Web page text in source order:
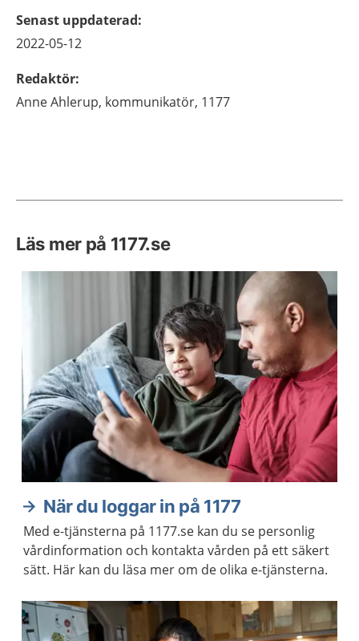
Senast uppdaterad:
2022-05-12
Redaktör:
AnneAhlerup, kommunikatör, 1177
Läs mer på 1177.se
När du loggar in på 1177
Med e-tjänsterna på 1177.se kan du se personlig
vårdinformation och kontakta vården på ett säkert
sätt. Här kan du läsa mer om de olika e-tjänsterna.